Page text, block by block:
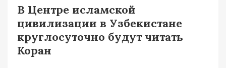
В Центре исламской
цивилизации в Узбекистане
круглосуточно будут читать
Коран